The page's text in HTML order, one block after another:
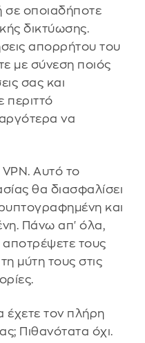
σε οποιαδήποτε
δικτύωσης.
απορρήτου του
με σύνεση ποιός
σας και
περιττό
να
VPN. Αυτό το
θα διασφαλίσει
και
Πάνω απ' όλα,
τους
μύτη τους στις
έχετε τον πλήρη
Πιθανότατα όχι.